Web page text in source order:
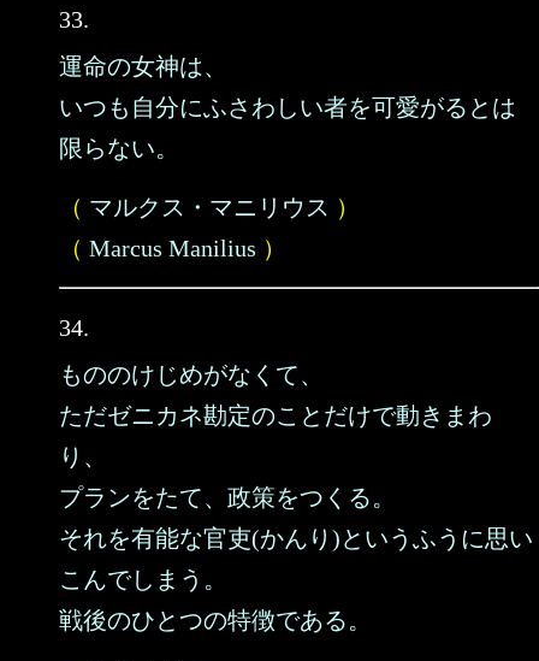
33.
運命の女神は、
いつも自分にふさわしい者を可愛がるとは
限らない。
（ マルクス・マニリウス ）
（ Marcus Manilius ）
34.
もののけじめがなくて、
ただゼニカネ勘定のことだけで動きまわ
り、
プランをたて、政策をつくる。
それを有能な官吏(かんり)というふうに思い
こんでしまう。
戦後のひとつの特徴である。